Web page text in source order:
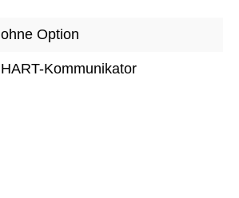
ohne Option
HART-Kommunikator